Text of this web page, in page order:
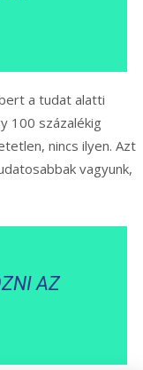
a tudat alatti
100 százalékig
nincs ilyen. Azt
vagyunk,
AZ